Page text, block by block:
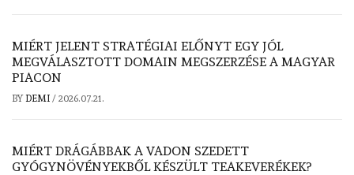
MIÉRT JELENT STRATÉGIAI ELŐNYT EGY JÓL
MEGVÁLASZTOTT DOMAIN MEGSZERZÉSE A MAGYAR
PIACON
BY DEMI / 2026.07.21.
MIÉRT DRÁGÁBBAK A VADON SZEDETT
GYÓGYNÖVÉNYEKBŐL KÉSZÜLT TEAKEVERÉKEK?